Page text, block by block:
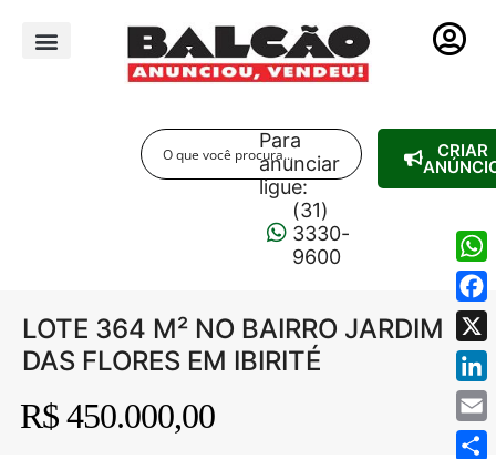
Para
anunciar
ligue:
(31)
3330-
9600
CRIAR
LOTE 364 M² NO BAIRRO JARDIM
DAS FLORES EM IBIRITÉ
R$ 450.000,00
NaN / 3
X